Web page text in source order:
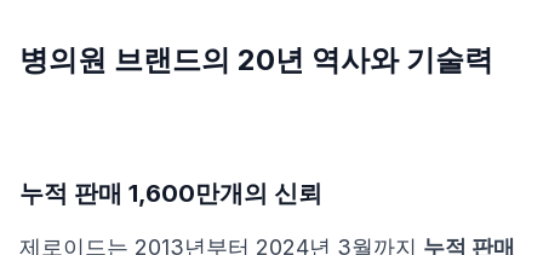
병의원 브랜드의 20년 역사와 기술력
누적 판매 1,600만개의 신뢰
제로이드는 2013년부터 2024년 3월까지 누적 판매